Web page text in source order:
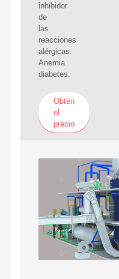
inhibidor
de
las
reacciones
alérgicas.
Anemia.
diabetes.
Obtén
el
precio